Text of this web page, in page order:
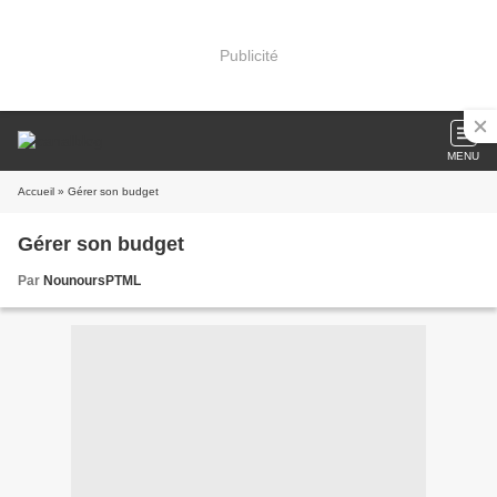
Publicité
MENU
Accueil » Gérer son budget
Gérer son budget
Par NounoursPTML